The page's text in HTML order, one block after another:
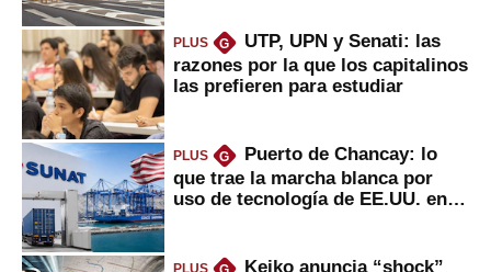
PLUS G
UTP, UPN y Senati: las
razones por la que los capitalinos
las prefieren para estudiar
PLUS G
Puerto de Chancay: lo
que trae la marcha blanca por
uso de tecnología de EE.UU. en
PLUS
Keiko anuncia “shock”